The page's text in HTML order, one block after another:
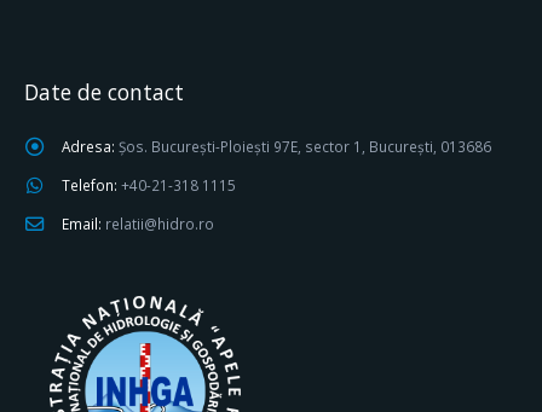
Date de contact
Adresa: Șos. București-Ploiești 97E, sector 1, București, 013686
Telefon: +40-21-318 1115
Email: relatii@hidro.ro